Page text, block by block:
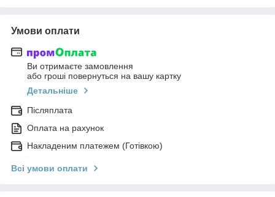
Умови оплати
Ви отримаєте замовлення
або гроші повернуться на вашу картку
Детальніше
Післяплата
Оплата на рахунок
Накладеним платежем (Готівкою)
Всі умови оплати